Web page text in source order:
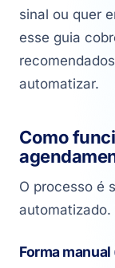
sinal ou quer
esse guia
automatizar.
Como
O processo é
automatizado.
Forma